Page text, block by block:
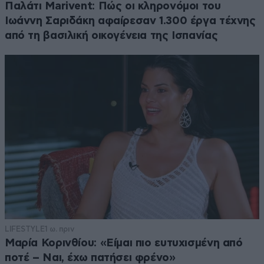
Παλάτι Marivent: Πώς οι κληρονόμοι του
Ιωάννη Σαριδάκη αφαίρεσαν 1.300 έργα τέχνης
από τη βασιλική οικογένεια της Ισπανίας
LIFESTYLE1 ω. πριν
Μαρία Κορινθίου: «Είμαι πιο ευτυχισμένη από
ποτέ – Ναι, έχω πατήσει φρένο»